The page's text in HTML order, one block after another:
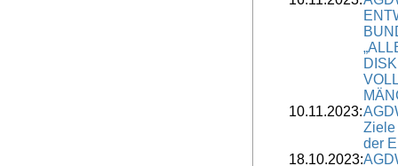
10.11.2023:
Ziele
der
18.10.2023: